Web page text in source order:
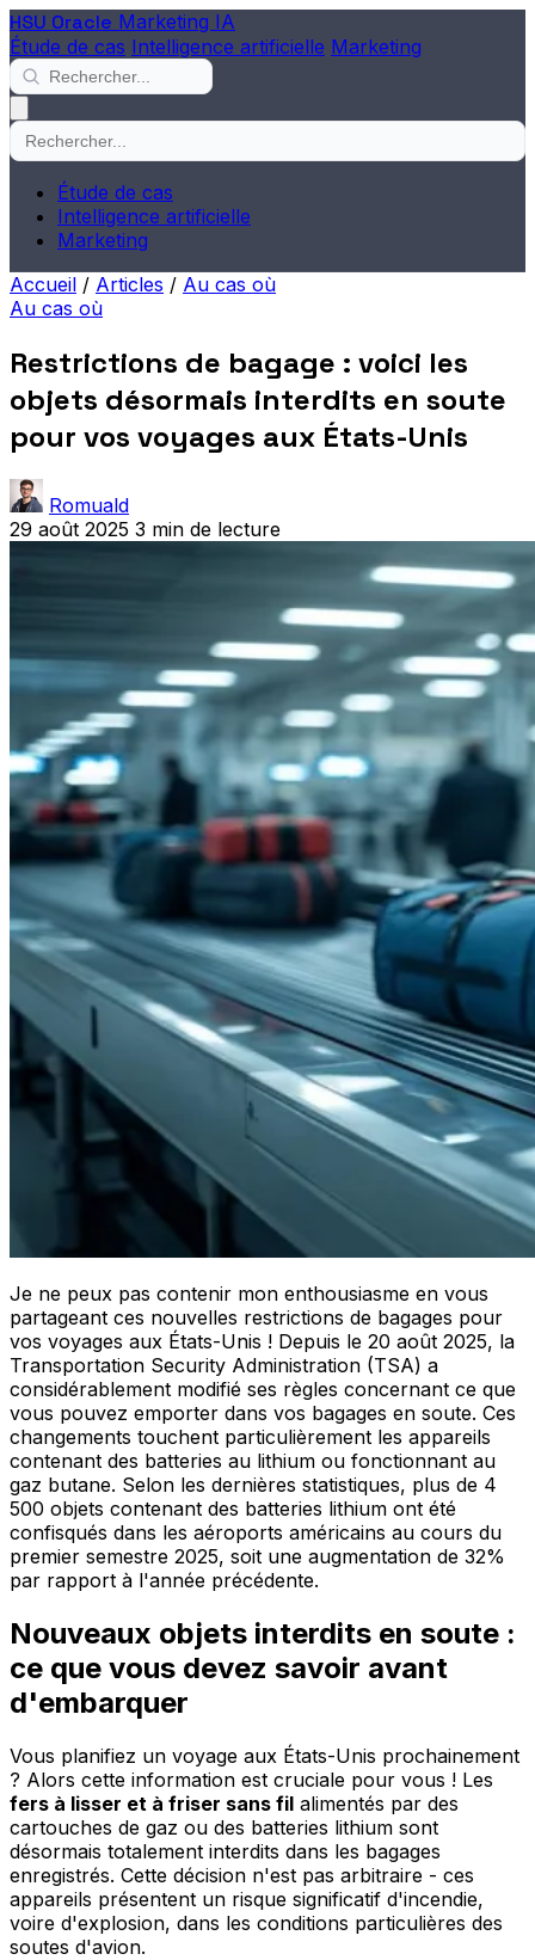
HSU Oracle Marketing IA
Étude de cas Intelligence artificielle Marketing
Étude de cas
Intelligence artificielle
Marketing
Accueil / Articles / Au cas où
Au cas où
Restrictions de bagage : voici les
objets désormais interdits en soute
pour vos voyages aux États-Unis
Romuald
29 août 2025 3 min de lecture
Je ne peux pas contenir mon enthousiasme en vous
partageant ces nouvelles restrictions de bagages pour
vos voyages aux États-Unis ! Depuis le 20 août 2025, la
Transportation Security Administration (TSA) a
considérablement modifié ses règles concernant ce que
vous pouvez emporter dans vos bagages en soute. Ces
changements touchent particulièrement les appareils
contenant des batteries au lithium ou fonctionnant au
gaz butane. Selon les dernières statistiques, plus de 4
500 objets contenant des batteries lithium ont été
confisqués dans les aéroports américains au cours du
premier semestre 2025, soit une augmentation de 32%
par rapport à l'année précédente.
Nouveaux objets interdits en soute :
ce que vous devez savoir avant
d'embarquer
Vous planifiez un voyage aux États-Unis prochainement
? Alors cette information est cruciale pour vous ! Les
fers à lisser et à friser sans fil alimentés par des
cartouches de gaz ou des batteries lithium sont
désormais totalement interdits dans les bagages
enregistrés. Cette décision n'est pas arbitraire - ces
appareils présentent un risque significatif d'incendie,
voire d'explosion, dans les conditions particulières des
soutes d'avion.